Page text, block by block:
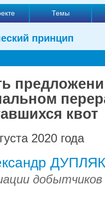
Темы
принцип
квот
2020 года
добытчиков